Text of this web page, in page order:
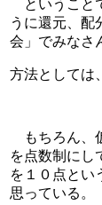
ということ
うに還元、配
会」でみなさ
方法としては
もちろん、
を点数制にし
を１０点とい
思っている。